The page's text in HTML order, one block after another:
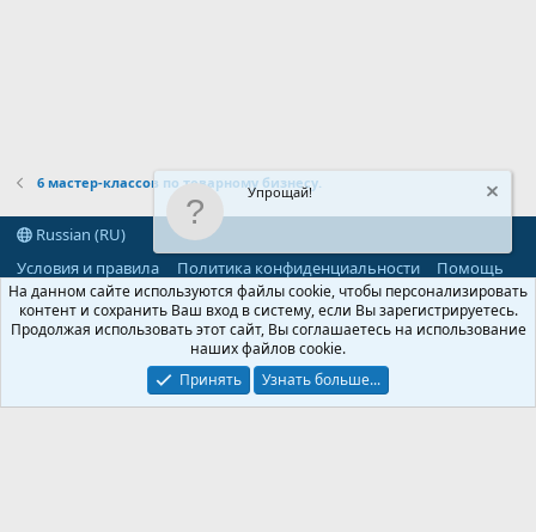
6 мастер-классов по товарному бизнесу.
Russian (RU)
Условия и правила
Политика конфиденциальности Помощь
R
S
Community platform by XenForo® © 2010-2026 XenForo Ltd.
Parts of this site powered byadd-ons from DragonByte™
DragonByte Technologies(Details)
©2010-2026 XenForo Ltd.
Упрощай!
На данном сайте используются файлы cookie, чтобы персонализировать
контент и сохранить Ваш вход в систему, если Вы зарегистрируетесь.
Продолжая использовать этот сайт, Вы соглашаетесь на использование
наших файлов cookie.
Принять
Узнать больше...